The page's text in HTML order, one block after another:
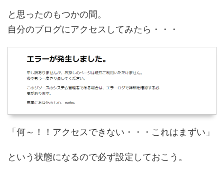
と思ったのもつかの間。
自分のブログにアクセスしてみたら・・・
「何～！！アクセスできない・・・これはまずい」
という状態になるので必ず設定しておこう。